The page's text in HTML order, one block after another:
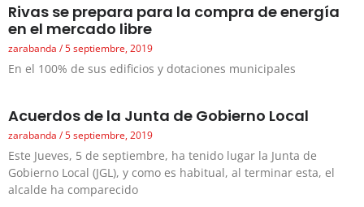
Rivas se prepara para la compra de energía
en el mercado libre
zarabanda 5 septiembre, 2019
En el 100% de sus edificios y dotaciones municipales
Acuerdos de la Junta de Gobierno Local
zarabanda 5 septiembre, 2019
Este Jueves, 5 de septiembre, ha tenido lugar la Junta de
Gobierno Local (JGL), y como es habitual, al terminar esta, el
alcalde ha comparecido